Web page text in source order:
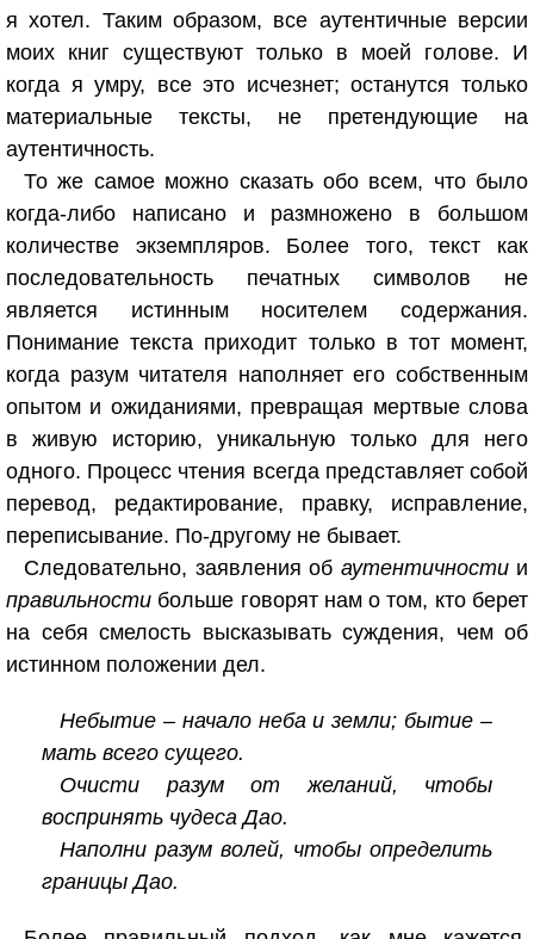
я хотел. Таким образом, все аутентичные версии
моих книг существуют только в моей голове. И
когда я умру, все это исчезнет; останутся только
материальные тексты, не претендующие на
аутентичность.
То же самое можно сказать обо всем, что было
когда-либо написано и размножено в большом
количестве экземпляров. Более того, текст как
последовательность печатных символов не
является истинным носителем содержания.
Понимание текста приходит только в тот момент,
когда разум читателя наполняет его собственным
опытом и ожиданиями, превращая мертвые слова
в живую историю, уникальную только для него
одного. Процесс чтения всегда представляет собой
перевод, редактирование, правку, исправление,
переписывание. По-другому не бывает.
Следовательно, заявления об аутентичностии
правильности больше говорят нам о том, кто берет
на себя смелость высказывать суждения, чем об
истинном положении дел.
Небытие – начало неба и земли; бытие –
мать всего сущего.
Очисти разум от желаний, чтобы
воспринять чудеса Дао.
Наполни разум волей, чтобы определить
границы Дао.